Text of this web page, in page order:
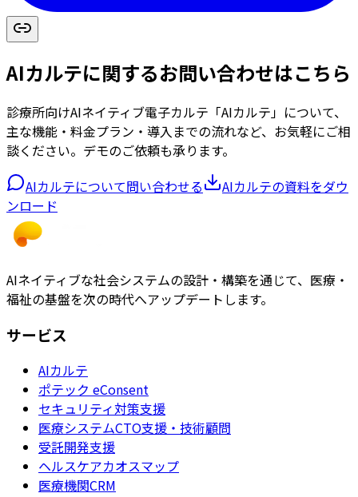
AIカルテに関するお問い合わせはこちら
診療所向けAIネイティブ電子カルテ「AIカルテ」について、
主な機能・料金プラン・導入までの流れなど、お気軽にご相
談ください。デモのご依頼も承ります。
AIカルテについて問い合わせる
AIカルテの資料をダウ
ンロード
AIネイティブな社会システムの設計・構築を通じて、医療・
福祉の基盤を次の時代へアップデートします。
サービス
AIカルテ
ポテック eConsent
セキュリティ対策支援
医療システムCTO支援・技術顧問
受託開発支援
ヘルスケアカオスマップ
医療機関CRM